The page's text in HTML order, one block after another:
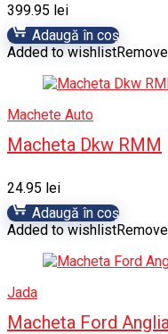
399.95 lei
Adaugă în coș
Added to wishlist
Machete Auto
Macheta Dkw RMM
24.95 lei
Adaugă în coș
Added to wishlist
Jada
Macheta Ford